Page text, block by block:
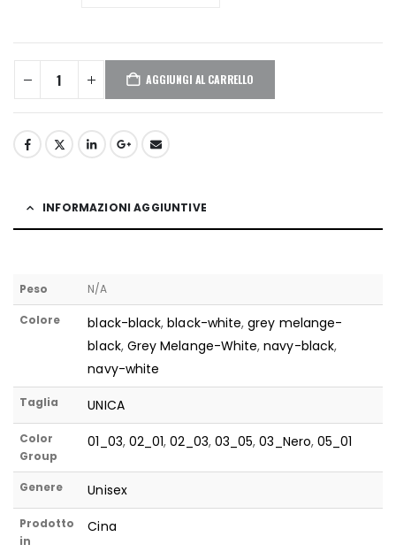
AGGIUNGI AL CARRELLO
INFORMAZIONI AGGIUNTIVE
Peso N/A
Colore black-black,black-white,grey melange-
black, Grey Melange-White,navy-black,
navy-white
Taglia UNICA
Color
Group
01_03, 02_01,02_03, 03_05,03_Nero,05_01
Genere Unisex
Prodotto
in
Cina